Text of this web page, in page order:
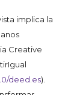
implica la
Creative
deed.es).